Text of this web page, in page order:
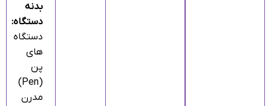
بدنه
دستگاه:
دستگاه‌
های
پن
(Pen)
مدرن